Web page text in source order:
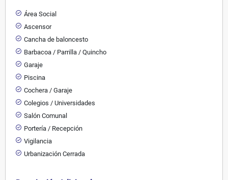
Área Social
Ascensor
Cancha de baloncesto
Barbacoa / Parrilla / Quincho
Garaje
Piscina
Cochera / Garaje
Colegios / Universidades
Salón Comunal
Portería / Recepción
Vigilancia
Urbanización Cerrada